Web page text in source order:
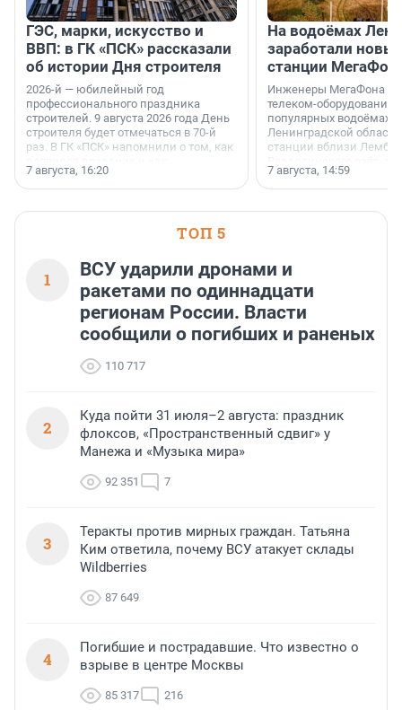
ГЭС, марки, искусство и
ВВП: в ГК «ПСК» рассказали
об истории Дня строителя
2026-й — юбилейный год
профессионального праздника
строителей. 9 августа 2026 года День
строителя будет отмечаться в 70-й
раз. В ГК «ПСК» напомнили о том, как
поменялась роль строительства.
7 августа, 16:20
На водоёмах
заработали
станции
Инженеры МегаФона
телеком-оборудование
популярных водоёмах
Ленинградской
станции вблизи
недалеко от Большого
водопада.
7 августа, 14:59
ТОП 5
1
ВСУ ударили дронами и
ракетами по одиннадцати
регионам России. Власти
сообщили о погибших и раненых
110 717
2
Куда пойти 31 июля–2 августа: праздник
флоксов, «Пространственный сдвиг» у
Манежа и «Музыка мира»
92 351 7
3
Теракты против мирных граждан. Татьяна
Ким ответила, почему ВСУ атакует склады
Wildberries
87 649
4
Погибшие и пострадавшие. Что известно о
взрыве в центре Москвы
85 317 216